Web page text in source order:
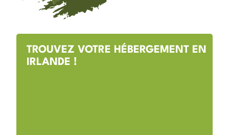
TROUVEZ VOTRE HÉBERGEMENT EN
IRLANDE !